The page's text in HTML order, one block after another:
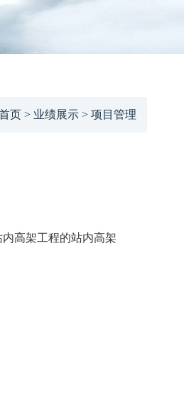
页 > 业绩展示 > 项目管理
高架工程的站内高架